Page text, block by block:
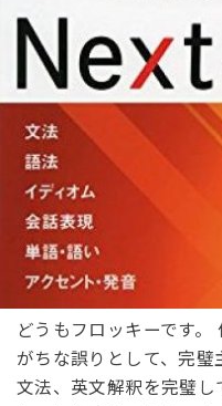
どうもフロッキーです
がちな誤りとして、完璧
文法、英文解釈を完璧